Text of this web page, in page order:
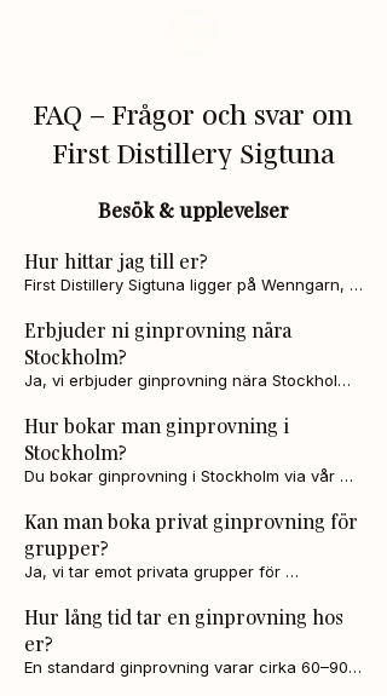
FAQ – Frågor och svar om
First Distillery Sigtuna
Besök & upplevelser
Hur hittar jag till er?
First Distillery Sigtuna ligger på Wenngarn,
Med bil:
och tar avfart mot Sigtuna. Följ skyltar mot
Wenngarn. Parkering finns i området.
Med kollektivtrafik:
Ta tåg till Märsta station. Därifrån går buss
579 mot Bålsta station. Restid cirka 30
minuter. Kliv av vid hållplats
Venngarnsvägen. Därefter är det cirka 1,2
km promenad till destilleriet.
Erbjuder ni ginprovning nära
Stockholm?
Ja, vi erbjuder ginprovning nära Stockholm
från centrala Stockholm. Perfekt för vänner,
familj eller grupper som vill uppleva gin på
plats.
Hur bokar man ginprovning i
Stockholm?
Du bokar ginprovning i Stockholm via vår
att garantera plats och bästa upplevelse.
Kan man boka privat ginprovning för
grupper?
Ja, vi tar emot privata grupper för
gruppens storlek och önskemål.
Hur lång tid tar en ginprovning hos
er?
En standard ginprovning varar cirka 60–90